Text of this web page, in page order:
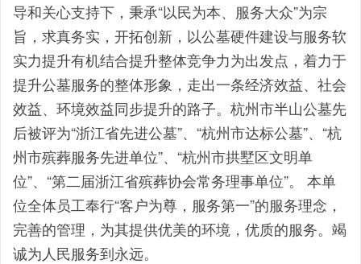
导和关心支持下，秉承“以民为本、服务大众”为宗
旨，求真务实，开拓创新，以公墓硬件建设与服务软
实力提升有机结合提升整体竞争力为出发点，着力于
提升公墓服务的整体形象，走出一条经济效益、社会
效益、环境效益同步提升的路子。杭州市半山公墓先
后被评为“浙江省先进公墓”、“杭州市达标公墓”、“杭
州市殡葬服务先进单位”、“杭州市拱墅区文明单
位”、“第二届浙江省殡葬协会常务理事单位”。 本单
位全体员工奉行“客户为尊，服务第一”的服务理念，
完善的管理，为其提供优美的环境，优质的服务。竭
诚为人民服务到永远。